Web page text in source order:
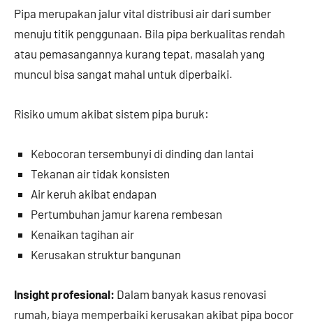
Pipa merupakan jalur vital distribusi air dari sumber
menuju titik penggunaan. Bila pipa berkualitas rendah
atau pemasangannya kurang tepat, masalah yang
muncul bisa sangat mahal untuk diperbaiki.
Risiko umum akibat sistem pipa buruk:
Kebocoran tersembunyi di dinding dan lantai
Tekanan air tidak konsisten
Air keruh akibat endapan
Pertumbuhan jamur karena rembesan
Kenaikan tagihan air
Kerusakan struktur bangunan
Insight profesional: Dalam banyak kasus renovasi
rumah, biaya memperbaiki kerusakan akibat pipa bocor